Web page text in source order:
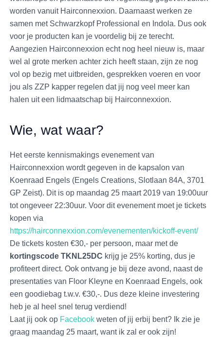
worden vanuit Hairconnexxion. Daarnaast werken ze
samen met Schwarzkopf Professional en Indola. Dus ook
voor je producten kan je voordelig bij ze terecht.
Aangezien Hairconnexxion echt nog heel nieuw is, maar
wel al grote merken achter zich heeft staan, zijn ze nog
vol op bezig met uitbreiden, gesprekken voeren en voor
jou als ZZP kapper regelen dat jij nog veel meer kan
halen uit een lidmaatschap bij Hairconnexxion.
Wie, wat waar?
Het eerste kennismakings evenement van
Hairconnexxion wordt gegeven in de kapsalon van
Koenraad Engels (Engels Creations, Slotlaan 84A, 3701
GP Zeist). Dit is op maandag 25 maart 2019 van 19:00uur
tot ongeveer 22:30uur. Voor dit evenement moet je tickets
kopen via
https://hairconnexxion.com/evenementen/kickoff-event/
De tickets kosten €30,- per persoon, maar met de
kortingscode TKNL25DC krijg je 25% korting, dus je
profiteert direct. Ook ontvang je bij deze avond, naast de
presentaties van Floor Kleyne en Koenraad Engels, ook
een goodiebag t.w.v. €30,-. Dus deze kleine investering
heb je al heel snel terug verdiend!
Laat jij ook op Facebook weten of jij erbij bent? Ik zie je
graag maandag 25 maart, want ik zal er ook zijn!